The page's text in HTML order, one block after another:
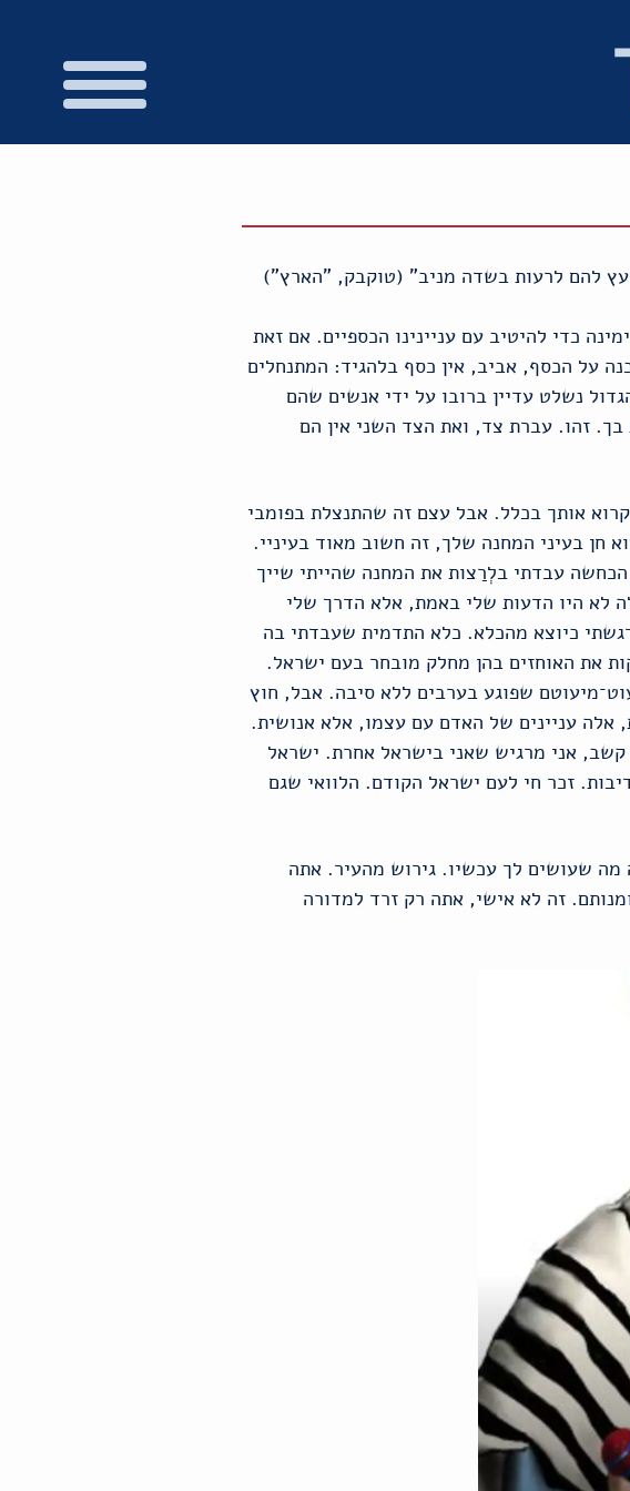
כדי להיטיב עם עניינינו הכספיים. אם זאת
על הכסף, אביב, אין כסף בלהגיד: המתנחלים
נשלט עדיין ברובו על ידי אנשים שהם
זהו. עברת צד, ואת הצד השני אין הם
אותך בכלל. אבל עצם זה שהתנצלת בפומבי
חן בעיני המחנה שלך, זה חשוב מאוד בעיניי.
עבדתי בלְרַצות את המחנה שהייתי שייך
לא היו הדעות שלי באמת, אלא הדרך שלי
כיוצא מהכלא. כלא התדמית שעבדתי בה
את האוחזים בהן מחלק מובחר בעם ישראל.
שפוגע בערבים ללא סיבה. אבל, חוץ
אלה עניינים של האדם עם עצמו, אלא אנושית.
קשב, אני מרגיש שאני בישראל אחרת. ישראל
נדיבות. זכר חי לעם ישראל הקודם. הלוואי שגם
מה שעושים לך עכשיו. גירוש מהעיר. אתה
זה לא אישי, אתה רק זרד למדורה